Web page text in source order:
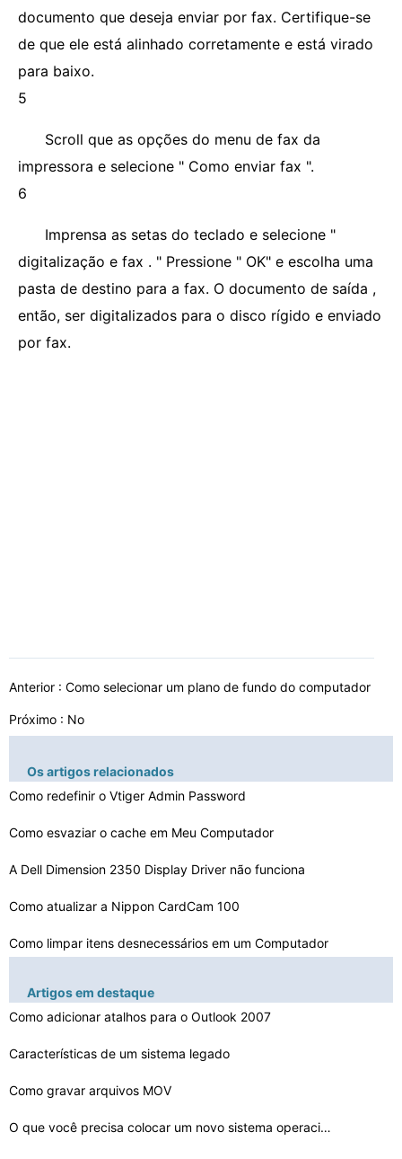
documento que deseja enviar por fax. Certifique-se
de que ele está alinhado corretamente e está virado
para baixo.
5
Scroll que as opções do menu de fax da
impressora e selecione " Como enviar fax ".
6
Imprensa as setas do teclado e selecione "
digitalização e fax . " Pressione " OK" e escolha uma
pasta de destino para a fax. O documento de saída ,
então, ser digitalizados para o disco rígido e enviado
por fax.
Anterior : Como selecionar um plano de fundo do computador
Próximo : No
Os artigos relacionados
Como redefinir o Vtiger Admin Password
Como esvaziar o cache em Meu Computador
A Dell Dimension 2350 Display Driver não funciona
Como atualizar a Nippon CardCam 100
Como limpar itens desnecessários em um Computador
Como criar fila de saída em AIX Versão 5
Engenharia de Requisitos Laptop
Como faço para converter extensões de arquivos em min…
Artigos em destaque
Como adicionar atalhos para o Outlook 2007
Características de um sistema legado
Como gravar arquivos MOV
O que você precisa colocar um novo sistema operacional…